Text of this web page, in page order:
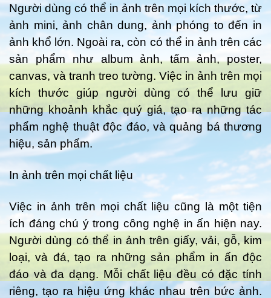
Người dùng có thể in ảnh trên mọi kích thước, từ
ảnh mini, ảnh chân dung, ảnh phóng to đến in
ảnh khổ lớn. Ngoài ra, còn có thể in ảnh trên các
sản phẩm như album ảnh, tấm ảnh, poster,
canvas, và tranh treo tường. Việc in ảnh trên mọi
kích thước giúp người dùng có thể lưu giữ
những khoảnh khắc quý giá, tạo ra những tác
phẩm nghệ thuật độc đáo, và quảng bá thương
hiệu, sản phẩm.
In ảnh trên mọi chất liệu
Việc in ảnh trên mọi chất liệu cũng là một tiện
ích đáng chú ý trong công nghệ in ấn hiện nay.
Người dùng có thể in ảnh trên giấy, vải, gỗ, kim
loại, và đá, tạo ra những sản phẩm in ấn độc
đáo và đa dạng. Mỗi chất liệu đều có đặc tính
riêng, tạo ra hiệu ứng khác nhau trên bức ảnh.